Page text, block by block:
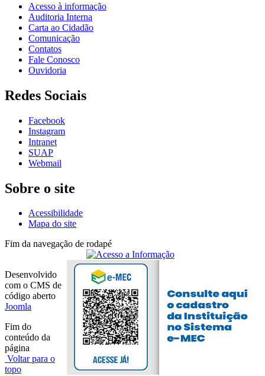
Acesso à informação
Auditoria Interna
Carta ao Cidadão
Comunicação
Contatos
Fale Conosco
Ouvidoria
Redes Sociais
Facebook
Instagram
Intranet
SUAP
Webmail
Sobre o site
Acessibilidade
Mapa do site
Fim da navegação de rodapé
Desenvolvido
com o CMS de
código aberto
Joomla
Fim do
conteúdo da
página
Voltar para o
topo